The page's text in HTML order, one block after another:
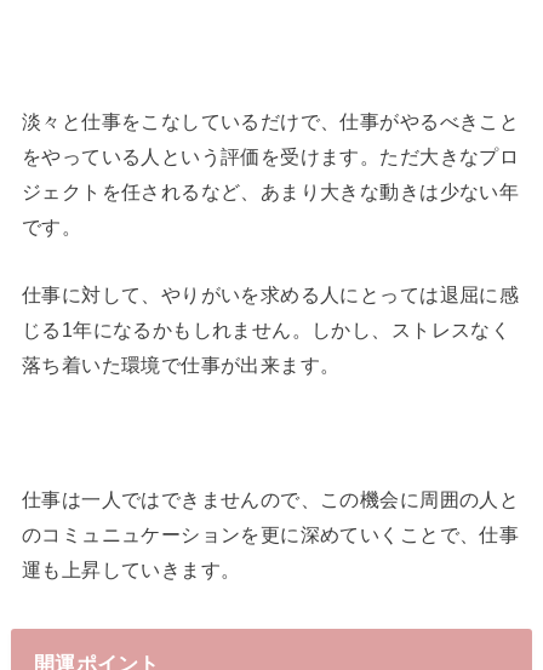
淡々と仕事をこなしているだけで、仕事がやるべきこと
をやっている人という評価を受けます。ただ大きなプロ
ジェクトを任されるなど、あまり大きな動きは少ない年
です。
仕事に対して、やりがいを求める人にとっては退屈に感
じる1年になるかもしれません。しかし、ストレスなく
落ち着いた環境で仕事が出来ます。
仕事は一人ではできませんので、この機会に周囲の人と
のコミュニュケーションを更に深めていくことで、仕事
運も上昇していきます。
開運ポイント